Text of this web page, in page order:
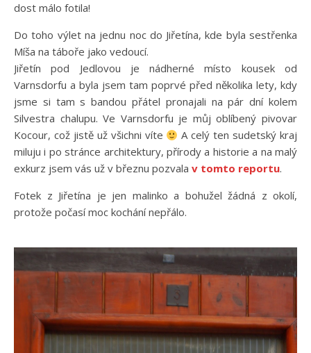
dost málo fotila!
Do toho výlet na jednu noc do Jiřetína, kde byla sestřenka
Míša na táboře jako vedoucí.
Jiřetín pod Jedlovou je nádherné místo kousek od
Varnsdorfu a byla jsem tam poprvé před několika lety, kdy
jsme si tam s bandou přátel pronajali na pár dní kolem
Silvestra chalupu. Ve Varnsdorfu je můj oblíbený pivovar
Kocour, což jistě už všichni víte
A celý ten sudetský kraj
miluju i po stránce architektury, přírody a historie a na malý
exkurz jsem vás už v březnu pozvala v tomto reportu.
Fotek z Jiřetína je jen malinko a bohužel žádná z okolí,
protože počasí moc kochání nepřálo.